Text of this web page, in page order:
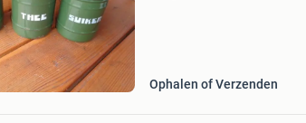
Ophalen of Verzenden